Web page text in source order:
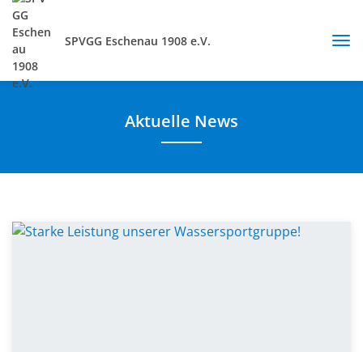
SPVGG Eschenau 1908 e.V.
Aktuelle News